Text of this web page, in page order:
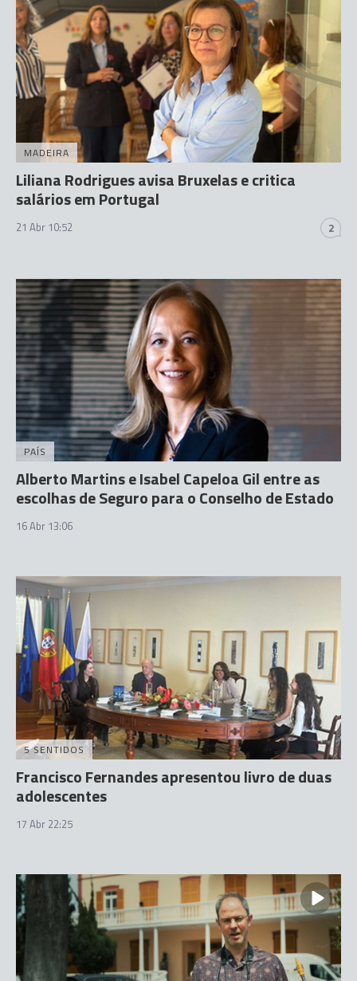
MADEIRA
Liliana Rodrigues avisa Bruxelas e critica
salários em Portugal
21 Abr 10:52 2
PAÍS
Alberto Martins e Isabel Capeloa Gil entre as
escolhas de Seguro para o Conselho de Estado
16 Abr 13:06
5 SENTIDOS
Francisco Fernandes apresentou livro de duas
adolescentes
17 Abr 22:25